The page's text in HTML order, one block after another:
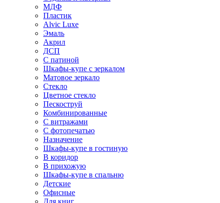
МДФ
Пластик
Alvic Luxe
Эмаль
Акрил
ДСП
С патиной
Шкафы-купе с зеркалом
Матовое зеркало
Стекло
Цветное стекло
Пескоструй
Комбинированные
С витражами
С фотопечатью
Назначение
Шкафы-купе в гостиную
В коридор
В прихожую
Шкафы-купе в спальню
Детские
Офисные
Для книг